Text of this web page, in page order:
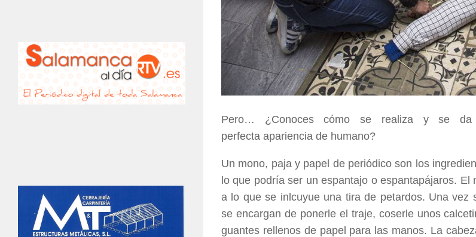
Pero… ¿Conoces cómo se realiza y se da
perfecta apariencia de humano?
Un mono, paja y papel de periódico son los
lo que podría ser un espantajo o espantapájaros. El
a lo que se inlcuyue una tira de petardos. Una vez
se encargan de ponerle el traje, coserle unos
guantes rellenos de papel para las manos. La